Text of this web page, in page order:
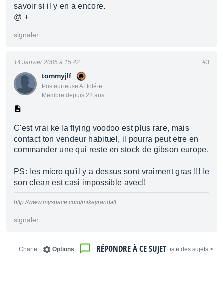
savoir si il y en a encore.
@ +
signaler
tommyjlf
Posteur·euse AFfolé·e
Membre depuis 22 ans
14 Janvier 2005 à 15:42 #3
C'est vrai ke la flying voodoo est plus rare, mais
contact ton vendeur habituel, il pourra peut etre en
commander une qui reste en stock de gibson europe.
PS: les micro qu'il y a dessus sont vraiment gras !!! le
son clean est casi impossible avec!!
http://www.myspace.com/mikeyrandall
signaler
< Liste des sujets
RÉPONDRE À CE SUJET
Options
Charte